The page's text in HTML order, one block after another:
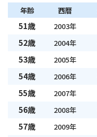
年齢 西暦
51歳 2003年
52歳 2004年
53歳 2005年
54歳 2006年
55歳 2007年
56歳 2008年
57歳 2009年